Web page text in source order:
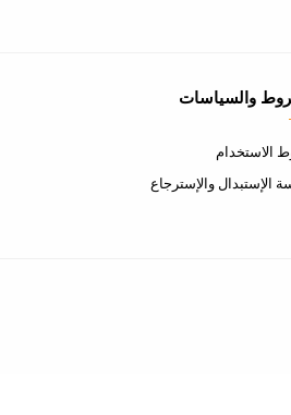
والسياسات
الاستخدام
الإستبدال والإسترجاع